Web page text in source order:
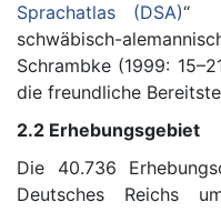
Sprachatlas (DSA)“
schwäbisch-
Schrambke (1999:
die freundliche
2.2 Erhebungsgebiet
Die 40.736
Deutsches Reichs